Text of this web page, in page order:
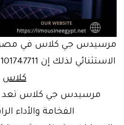
مرسيدس جي كلاس في مصر
الاستثنائي لذلك إن 01101747711 ايجار
كلاس
مرسيدس جي كلاس تعد
الفخامة والأداء